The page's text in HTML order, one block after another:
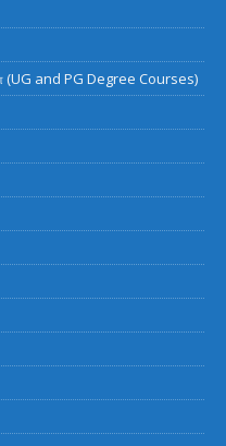
(UG and PG Degree Courses)